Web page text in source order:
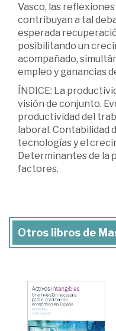
Vasco, las
contribuyan a tal
esperada
posibilitando un
acompañado,
empleo y ganancias
ÍNDICE: La
visión de conjunto.
productividad del
laboral. Contabilidad
tecnologías y el
Determinantes de la
factores.
Otros libros de